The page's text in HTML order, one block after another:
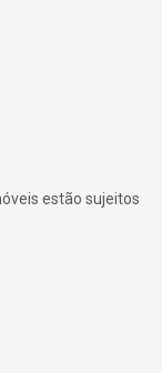
estão sujeitos